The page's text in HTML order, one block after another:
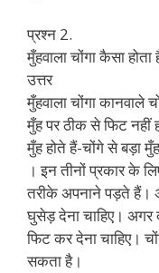
प्रश्न 2.
मुँहवाला चोंगा कैसा होता
उत्तर
मुँहवाला चोंगा
मुँह पर ठीक से फिट
मुँह होते हैं-चोंगे से बड़ा
। इन तीनों प्रकार के
तरीके अपनाने पड़ते हैं।
घुसेड़ देना चाहिए। अगर
फिट कर देना चाहिए।
सकता है।